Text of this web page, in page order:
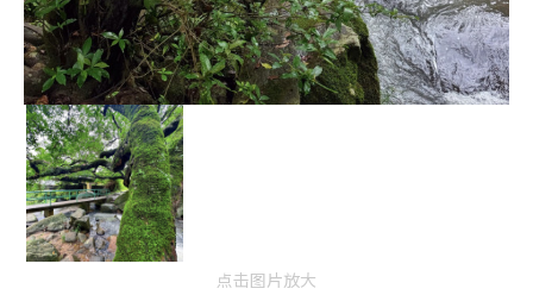
点击图片放大